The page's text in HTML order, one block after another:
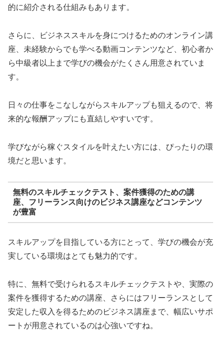
的に紹介される仕組みもあります。
さらに、ビジネススキルを身につけるためのオンライン講
座、未経験からでも学べる動画コンテンツなど、初心者か
ら中級者以上まで学びの機会がたくさん用意されていま
す。
日々の仕事をこなしながらスキルアップも狙えるので、将
来的な報酬アップにも直結しやすいです。
学びながら稼ぐスタイルを叶えたい方には、ぴったりの環
境だと思います。
無料のスキルチェックテスト、案件獲得のための講
座、フリーランス向けのビジネス講座などコンテンツ
が豊富
スキルアップを目指している方にとって、学びの機会が充
実している環境はとても魅力的です。
特に、無料で受けられるスキルチェックテストや、実際の
案件を獲得するための講座、さらにはフリーランスとして
安定した収入を得るためのビジネス講座まで、幅広いサポ
ートが用意されているのは心強いですね。